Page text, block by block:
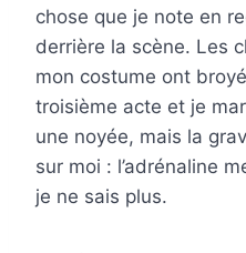
chose que je note en
derrière la scène. Les
mon costume ont
troisième acte et je
une noyée, mais la
sur moi : l’adrénaline
je ne sais plus.